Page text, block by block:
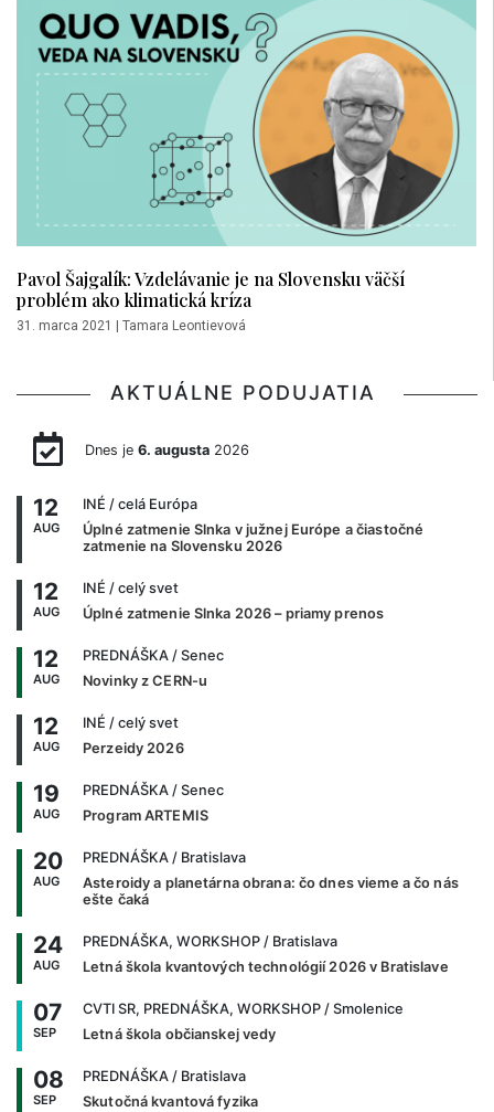
Pavol Šajgalík: Vzdelávanie je na Slovensku väčší
problém ako klimatická kríza
31. marca 2021 Tamara Leontievová
AKTUÁLNE PODUJATIA
Dnes je 6. augusta2026
12
AUG
INÉ / celá Európa
Úplné zatmenie Slnka v južnej Európe a čiastočné
zatmenie na Slovensku 2026
12
AUG
INÉ / celý svet
Úplné zatmenie Slnka 2026 – priamy prenos
12
AUG
PREDNÁŠKA / Senec
Novinky z CERN-u
12
AUG
INÉ / celý svet
Perzeidy 2026
19
AUG
PREDNÁŠKA / Senec
Program ARTEMIS
20
AUG
PREDNÁŠKA / Bratislava
Asteroidy a planetárna obrana: čo dnes vieme a čo nás
ešte čaká
24
AUG
PREDNÁŠKA, WORKSHOP / Bratislava
Letná škola kvantových technológií 2026 v Bratislave
07
SEP
CVTI SR, PREDNÁŠKA, WORKSHOP / Smolenice
Letná škola občianskej vedy
08
SEP
PREDNÁŠKA / Bratislava
Skutočná kvantová fyzika